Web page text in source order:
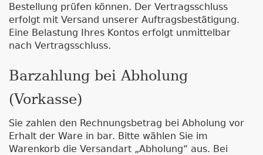
Bestellung prüfen können. Der Vertragsschluss
erfolgt mit Versand unserer Auftragsbestätigung.
Eine Belastung Ihres Kontos erfolgt unmittelbar
nach Vertragsschluss.
Barzahlung bei Abholung
(Vorkasse)
Sie zahlen den Rechnungsbetrag bei Abholung vor
Erhalt der Ware in bar. Bitte wählen Sie im
Warenkorb die Versandart „Abholung“ aus. Bei